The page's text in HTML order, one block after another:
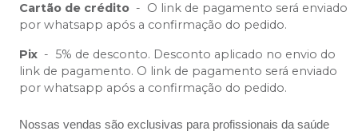
Cartão de crédito - O link de pagamento será enviado
por whatsapp após a confirmação do pedido.
Pix - 5% de desconto. Desconto aplicado no envio do
link de pagamento. O link de pagamento será enviado
por whatsapp após a confirmação do pedido.
Nossas vendas são exclusivas para profissionais da saúde